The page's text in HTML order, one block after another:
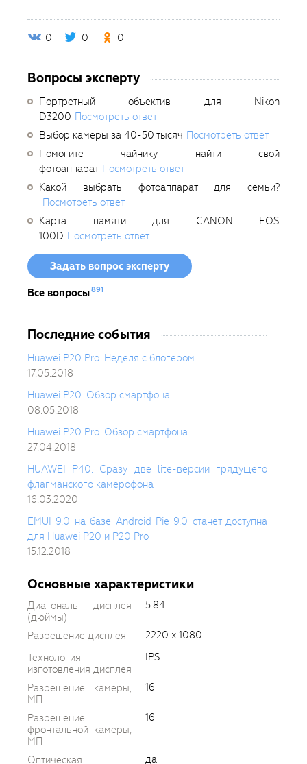
0 0 0
Вопросы эксперту
Портретный объектив для Nikon
D3200 Посмотреть ответ
Выбор камеры за 40-50 тысяч Посмотреть ответ
Помогите чайнику найти свой
фотоаппарат Посмотреть ответ
Какой выбрать фотоаппарат для семьи?
Посмотреть ответ
Карта памяти для CANON EOS
100D Посмотреть ответ
Задать вопрос эксперту
Все вопросы891
Последние события
Huawei P20 Pro. Неделя с блогером
17.05.2018
Huawei P20. Обзор смартфона
08.05.2018
Huawei P20 Pro. Обзор смартфона
27.04.2018
HUAWEI P40: Сразу две lite-версии грядущего
флагманского камерофона
16.03.2020
EMUI 9.0 на базе Android Pie 9.0 станет доступна
для Huawei P20 и P20 Pro
15.12.2018
Основные характеристики
Диагональ дисплея
(дюймы)
5.84
Разрешение дисплея
2220 x 1080
Технология
изготовления дисплея
IPS
Разрешение камеры,
МП
16
Разрешение
фронтальной камеры,
МП
16
Оптическая да